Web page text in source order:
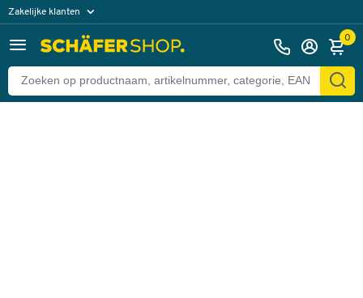
Zakelijke klanten
Particuliere klanten 0
Terug